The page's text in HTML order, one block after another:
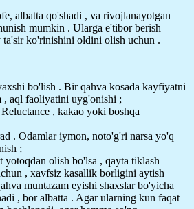
albatta qo'shadi , va rivojlanayotgan
mumkin . Ularga e'tibor berish
ta'sir ko'rinishini oldini olish uchun .
bo'lish . Bir qahva kosada kayfiyatni
, aql faoliyatini uyg'onishi ;
, kakao yoki boshqa
. Odamlar iymon, noto'g'ri narsa yo'q
;
yotoqdan olish bo'lsa , qayta tiklash
, xavfsiz kasallik borligini aytish
muntazam eyishi shaxslar bo'yicha
, bor albatta . Agar ularning kun faqat